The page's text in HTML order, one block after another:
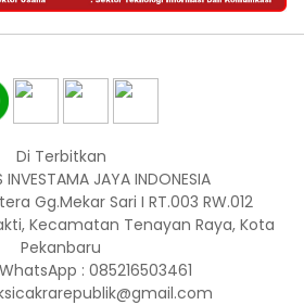
Di Terbitkan
INVESTAMA JAYA INDONESIA
Gg.Mekar Sari I RT.003 RW.012
Kecamatan Tenayan Raya, Kota
Pekanbaru
: 085216503461